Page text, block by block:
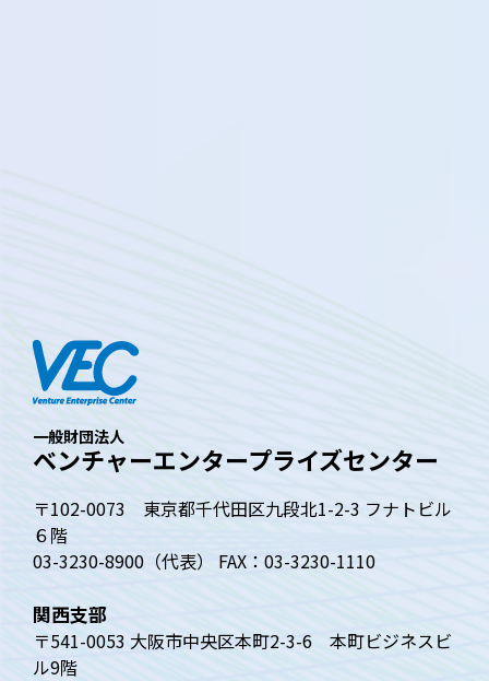
一般財団法人
ベンチャーエンタープライズセンター
〒102-0073 東京都千代田区九段北1-2-3 フナトビル
６階
03-3230-8900（代表） FAX：03-3230-1110
関西支部
〒541-0053 大阪市中央区本町2-3-6 本町ビジネスビ
ル9階